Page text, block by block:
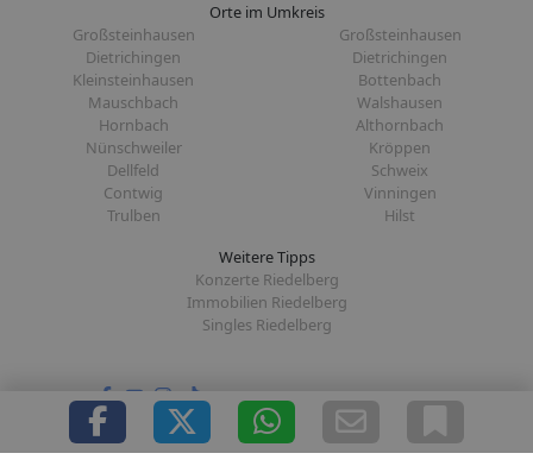
Orte im Umkreis
Großsteinhausen
Großsteinhausen
Dietrichingen
Dietrichingen
Kleinsteinhausen
Bottenbach
Mauschbach
Walshausen
Hornbach
Althornbach
Nünschweiler
Kröppen
Dellfeld
Schweix
Contwig
Vinningen
Trulben
Hilst
Weitere Tipps
Konzerte Riedelberg
Immobilien Riedelberg
Singles Riedelberg